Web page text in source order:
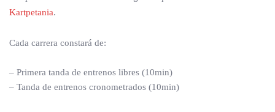
Kartpetania.
Cada carrera constará de:
– Primera tanda de entrenos libres (10min)
– Tanda de entrenos cronometrados (10min)